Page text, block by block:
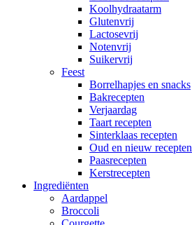
Koolhydraatarm
Glutenvrij
Lactosevrij
Notenvrij
Suikervrij
Feest
Borrelhapjes en snacks
Bakrecepten
Verjaardag
Taart recepten
Sinterklaas recepten
Oud en nieuw recepten
Paasrecepten
Kerstrecepten
Ingrediënten
Aardappel
Broccoli